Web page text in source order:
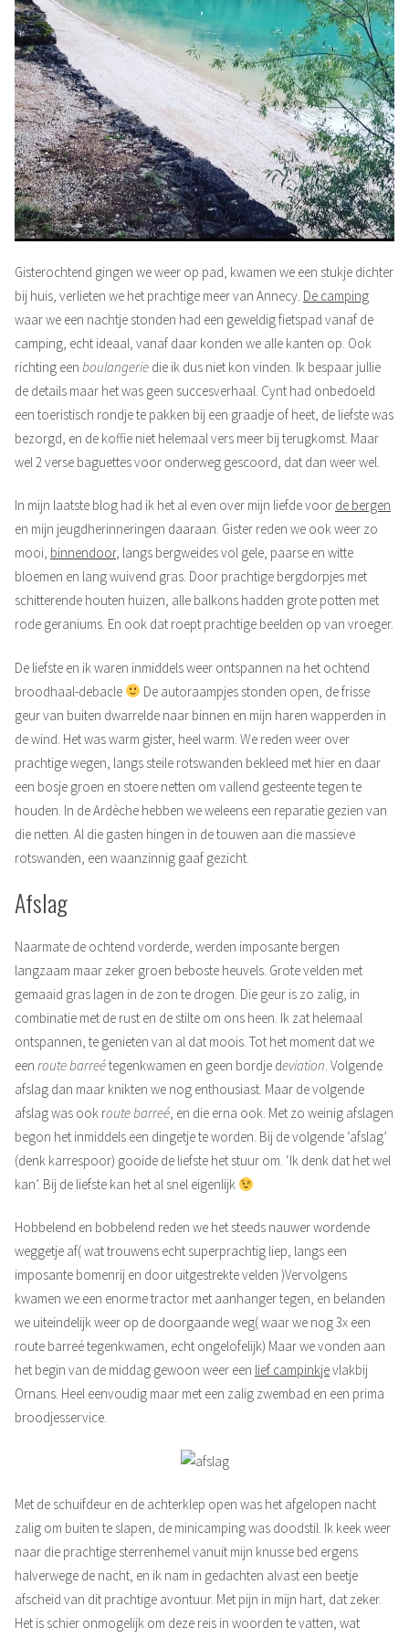
Gisterochtend gingen we weer op pad, kwamen we een stukje dichter
bij huis, verlieten we het prachtige meer van Annecy. De camping
waar we een nachtje stonden had een geweldig fietspad vanaf de
camping, echt ideaal, vanaf daar konden we alle kanten op. Ook
richting een boulangerie die ik dus niet kon vinden. Ik bespaar jullie
de details maar het was geen succesverhaal. Cynt had onbedoeld
een toeristisch rondje te pakken bij een graadje of heet, de liefste was
bezorgd, en de koffie niet helemaal vers meer bij terugkomst. Maar
wel 2 verse baguettes voor onderweg gescoord, dat dan weer wel.
In mijn laatste blog had ik het al even over mijn liefde voor de bergen
en mijn jeugdherinneringen daaraan. Gister reden we ook weer zo
mooi, binnendoor, langs bergweides vol gele, paarse en witte
bloemen en lang wuivend gras. Door prachtige bergdorpjes met
schitterende houten huizen, alle balkons hadden grote potten met
rode geraniums. En ook dat roept prachtige beelden op van vroeger.
De liefste en ik waren inmiddels weer ontspannen na het ochtend
broodhaal-debacle
De autoraampjes stonden open, de frisse
geur van buiten dwarrelde naar binnen en mijn haren wapperden in
de wind. Het was warm gister, heel warm. We reden weer over
prachtige wegen, langs steile rotswanden bekleed met hier en daar
een bosje groen en stoere netten om vallend gesteente tegen te
houden. In de Ardèche hebben we weleens een reparatie gezien van
die netten. Al die gasten hingen in de touwen aan die massieve
rotswanden, een waanzinnig gaaf gezicht.
Afslag
Naarmate de ochtend vorderde, werden imposante bergen
langzaam maar zeker groen beboste heuvels. Grote velden met
gemaaid gras lagen in de zon te drogen. Die geur is zo zalig, in
combinatie met de rust en de stilte om ons heen. Ik zat helemaal
ontspannen, te genieten van al dat moois. Tot het moment dat we
een route barreétegenkwamen en geen bordje deviation. Volgende
afslag dan maar knikten we nog enthousiast. Maar de volgende
afslag was ook route barreé, en die erna ook. Met zo weinig afslagen
begon het inmiddels een dingetje te worden. Bij de volgende ‘afslag’
(denk karrespoor) gooide de liefste het stuur om. ‘Ik denk dat het wel
kan’. Bij de liefste kan het al snel eigenlijk
Hobbelend en bobbelend reden we het steeds nauwer wordende
weggetje af( wat trouwens echt superprachtig liep, langs een
imposante bomenrij en door uitgestrekte velden )Vervolgens
kwamen we een enorme tractor met aanhanger tegen, en belanden
we uiteindelijk weer op de doorgaande weg( waar we nog 3x een
route barreé tegenkwamen, echt ongelofelijk) Maar we vonden aan
het begin van de middag gewoon weer een lief campinkjevlakbij
Ornans. Heel eenvoudig maar met een zalig zwembad en een prima
broodjesservice.
Met de schuifdeur en de achterklep open was het afgelopen nacht
zalig om buiten te slapen, de minicamping was doodstil. Ik keek weer
naar die prachtige sterrenhemel vanuit mijn knusse bed ergens
halverwege de nacht, en ik nam in gedachten alvast een beetje
afscheid van dit prachtige avontuur. Met pijn in mijn hart, dat zeker.
Het is schier onmogelijk om deze reis in woorden te vatten, wat